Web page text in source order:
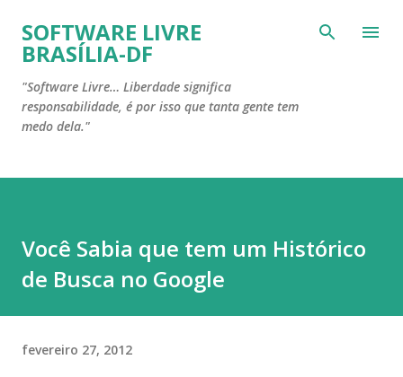
Pular para o conteúdo principal
SOFTWARE LIVRE
BRASÍLIA-DF
"Software Livre… Liberdade significa
responsabilidade, é por isso que tanta gente tem
medo dela."
Você Sabia que tem um Histórico
de Busca no Google
fevereiro 27, 2012